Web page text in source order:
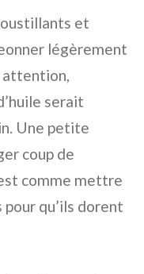
et
légèrement
attention,
serait
Une petite
coup de
comme mettre
qu’ils dorent